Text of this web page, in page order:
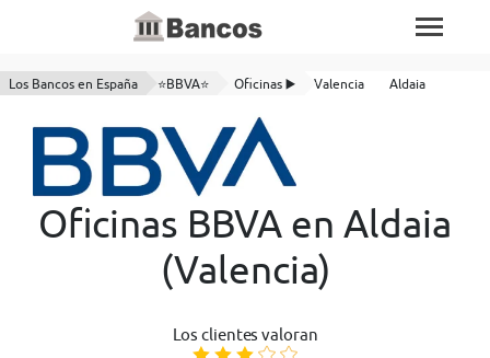
Los Bancos en España ⭐BBVA⭐ Oficinas ▶️ Valencia Aldaia
Oficinas BBVA en Aldaia
(Valencia)
Los clientes valoran